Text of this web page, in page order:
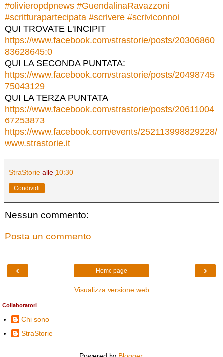
#olivieropdpnews #GuendalinaRavazzoni
#scritturapartecipata #scrivere #scriviconnoi
QUI TROVATE L'INCIPIT
https://www.facebook.com/strastorie/posts/20306860
83628645:0
QUI LA SECONDA PUNTATA:
https://www.facebook.com/strastorie/posts/20498745
75043129
QUI LA TERZA PUNTATA
https://www.facebook.com/strastorie/posts/20611004
67253873
https://www.facebook.com/events/252113998829228/
www.strastorie.it
StraStorie alle 10:30
Condividi
Nessun commento:
Posta un commento
‹ ›
Home page
Visualizza versione web
Collaboratori
Chi sono
StraStorie